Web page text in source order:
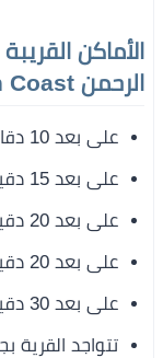
الأماكن
الرحمن Shamasi North Coast
على بعد 10 دقائق فقط من طريق العلمين.
على بعد 15 دقيقة من الضبعة.
على بعد 20 دقيقة من العلمين.
على بعد 20 دقيقة من رأس الحكمة.
على بعد 30 دقيقة من مطار العلمين الجديدة.
تتواجد القرية